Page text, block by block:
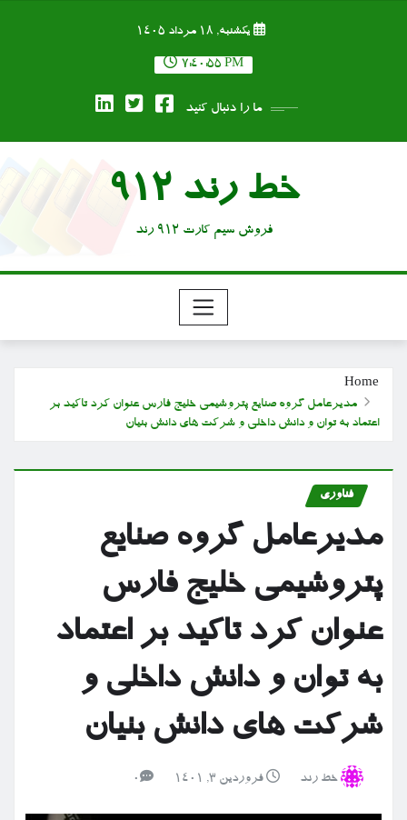
یکشنبه, ۱۸ مرداد ۱۴۰۵
7:40:55 PM
ما را دنبال کنید
خط رند 912
فروش سیم کارت 912 رند
Home
مدیرعامل گروه صنایع پتروشیمی خلیج فارس عنوان کرد تاکید بر
اعتماد به توان و دانش داخلی و شرکت های دانش بنیان
فناوری
مدیرعامل گروه صنایع
پتروشیمی خلیج فارس
عنوان کرد تاکید بر اعتماد
به توان و دانش داخلی و
شرکت های دانش بنیان
خط رند فروردین ۳, ۱۴۰۱ 0